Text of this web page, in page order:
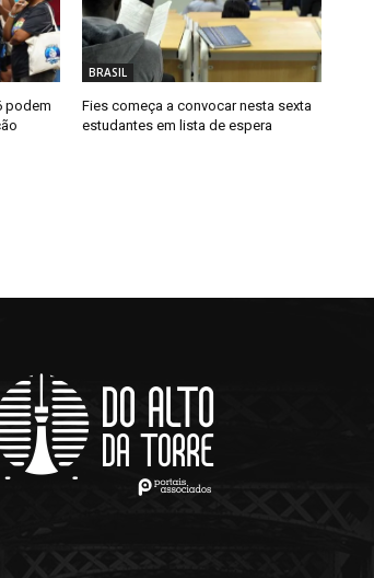
podem
BRASIL
Fies começa a convocar nesta sexta
estudantes em lista de espera